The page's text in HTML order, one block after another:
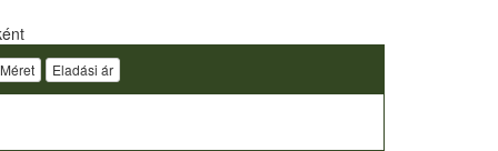
Méret Eladási ár